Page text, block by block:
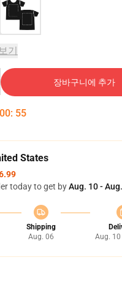
기
장바구니에 추가
00: 54
States
today to get byAug. 10 -
Shipping
Aug. 06
Aug.